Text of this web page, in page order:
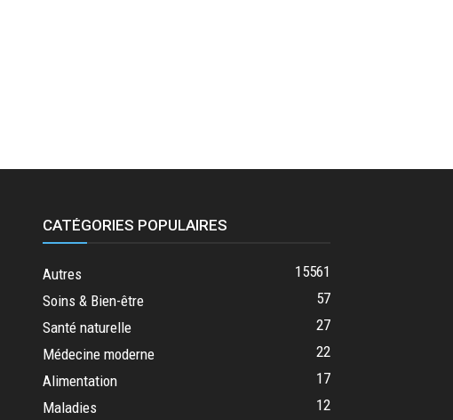
CATÉGORIES POPULAIRES
Autres
15561
Soins & Bien-être
57
Santé naturelle
27
Médecine moderne
22
Alimentation
17
Maladies
12